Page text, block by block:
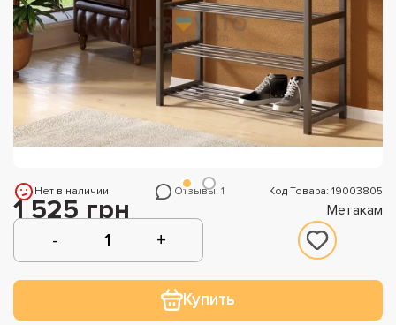
Нет в наличии Отзывы: 1 Код Товара: 19003805
1 525 грн Метакам
Купить